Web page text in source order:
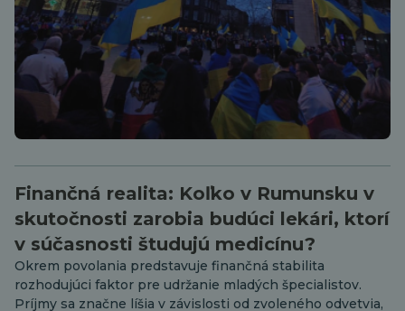
Finančná realita: Koľko v Rumunsku v
skutočnosti zarobia budúci lekári, ktorí
v súčasnosti študujú medicínu?
Okrem povolania predstavuje finančná stabilita
rozhodujúci faktor pre udržanie mladých špecialistov.
Príjmy sa značne líšia v závislosti od zvoleného odvetvia,